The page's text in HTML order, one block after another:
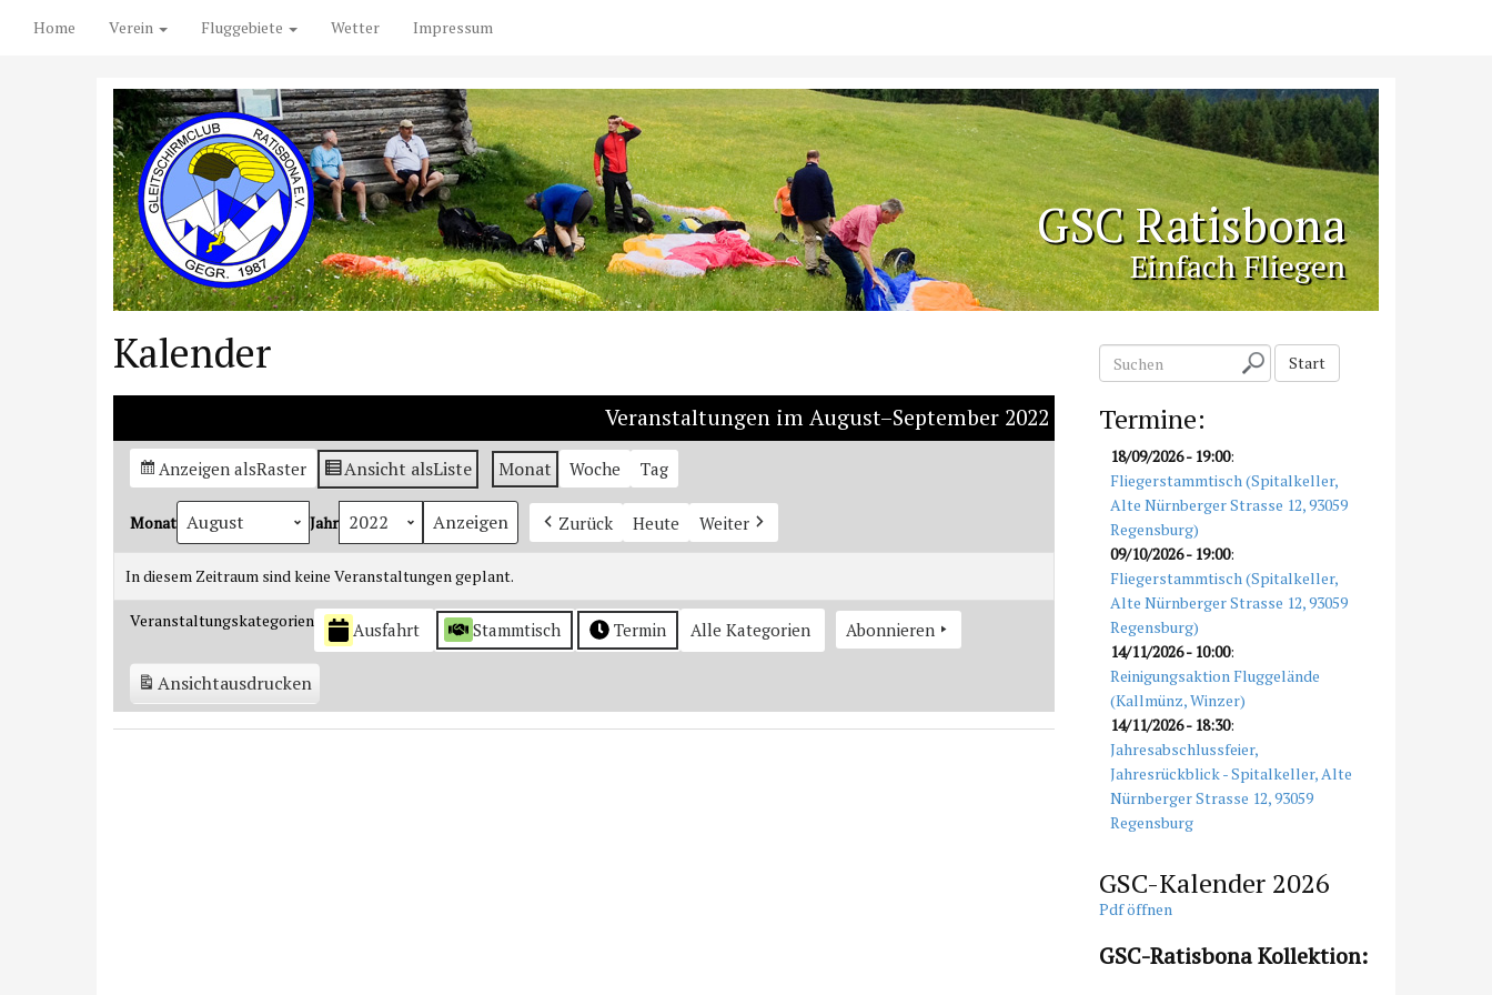
Home Verein Fluggebiete Wetter Impressum
GSC Ratisbona
Einfach Fliegen
Kalender
Veranstaltungen im August–September 2022
Anzeigen alsRaster Ansicht alsListe Monat Woche Tag
Monat Jahr Zurück Heute Weiter
In diesem Zeitraum sind keine Veranstaltungen geplant.
Veranstaltungskategorien Ausfahrt Stammtisch Termin Alle Kategorien Abonnieren
Ansichtausdrucken
S
u
h
Start
Termine:
18/09/2026- 19:00:
Fliegerstammtisch (Spitalkeller,
Alte Nürnberger Strasse 12, 93059
Regensburg)
09/10/2026- 19:00:
Fliegerstammtisch (Spitalkeller,
Alte Nürnberger Strasse 12, 93059
Regensburg)
14/11/2026- 10:00:
Reinigungsaktion Fluggelände
(Kallmünz, Winzer)
14/11/2026- 18:30:
Jahresabschlussfeier,
Jahresrückblick - Spitalkeller, Alte
Nürnberger Strasse 12, 93059
Regensburg
GSC-Kalender 2026
Pdf öffnen
GSC-Ratisbona Kollektion: